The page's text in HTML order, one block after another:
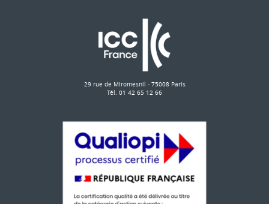
29 rue de Miromesnil - 75008 Paris
Tél. 01 42 65 12 66